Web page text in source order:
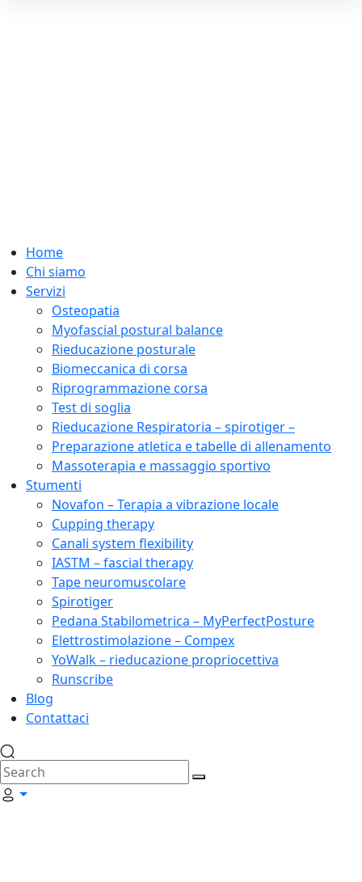
Home
Chi siamo
Servizi
Osteopatia
Myofascial postural balance
Rieducazione posturale
Biomeccanica di corsa
Riprogrammazione corsa
Test di soglia
Rieducazione Respiratoria – spirotiger –
Preparazione atletica e tabelle di allenamento
Massoterapia e massaggio sportivo
Stumenti
Novafon – Terapia a vibrazione locale
Cupping therapy
Canali system flexibility
IASTM – fascial therapy
Tape neuromuscolare
Spirotiger
Pedana Stabilometrica – MyPerfectPosture
Elettrostimolazione – Compex
YoWalk – rieducazione propriocettiva
Runscribe
Blog
Contattaci